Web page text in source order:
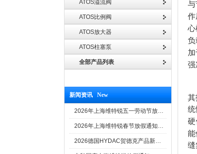
ATOS溢流阀
ATOS比例阀
ATOS放大器
ATOS柱塞泵
全部产品列表
新闻资讯 New
2026年上海维特锐五一劳动节放假通知
2026年上海维特锐春节放假通知及调班安排
2026德国HYDAC贺德克产品新到一批现货
与
作
心
负
强
其
统
硬
能
缝